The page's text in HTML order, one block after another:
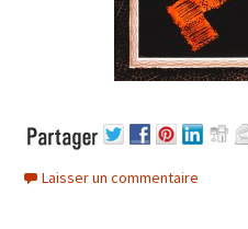
Laisser un commentaire